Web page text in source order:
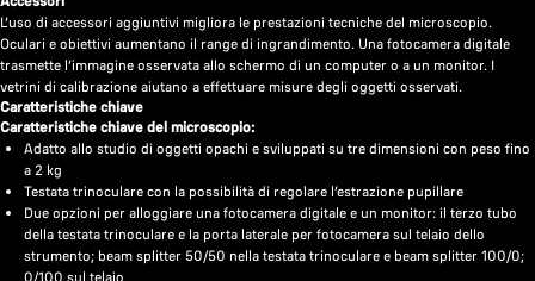
L’uso di accessori aggiuntivi migliora le prestazioni tecniche del microscopio.
Oculari e obiettivi aumentano il range di ingrandimento. Una fotocamera digitale
trasmette l’immagine osservata allo schermo di un computer o a un monitor. I
vetrini di calibrazione aiutano a effettuare misure degli oggetti osservati.
Caratteristiche chiave
Caratteristiche chiave del microscopio:
Adatto allo studio di oggetti opachi e sviluppati su tre dimensioni con peso fino
a 2 kg
Testata trinoculare con la possibilità di regolare l’estrazione pupillare
Due opzioni per alloggiare una fotocamera digitale e un monitor: il terzo tubo
della testata trinoculare e la porta laterale per fotocamera sul telaio dello
strumento; beam splitter 50/50 nella testata trinoculare e beam splitter 100/0;
0/100 sul telaio